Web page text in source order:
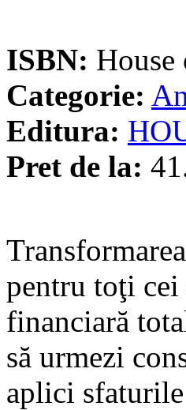
ISBN: House
Categorie:
Editura:
Pret de la:
pentru toţi cei
financiară
să urmezi
aplici